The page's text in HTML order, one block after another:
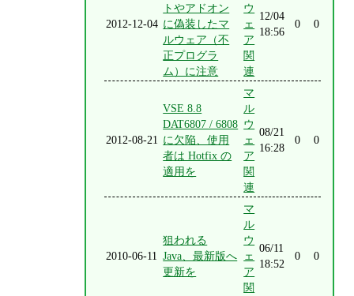
2012-12-04
トやアドオン
に偽装したマ
ルウェア（不
正プログラ
ム）に注意
ウ
ェ
ア
関
連
12/04
18:56
0 0
2012-08-21
VSE 8.8
DAT6807 / 6808
に欠陥、使用
者は Hotfix の
適用を
マ
ル
ウ
ェ
ア
関
連
08/21
16:28
0 0
2010-06-11
狙われる
Java、最新版へ
更新を
マ
ル
ウ
ェ
ア
関
06/11
18:52
0 0